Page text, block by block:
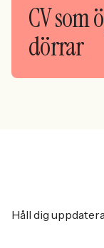
CV som
dörrar
Håll dig